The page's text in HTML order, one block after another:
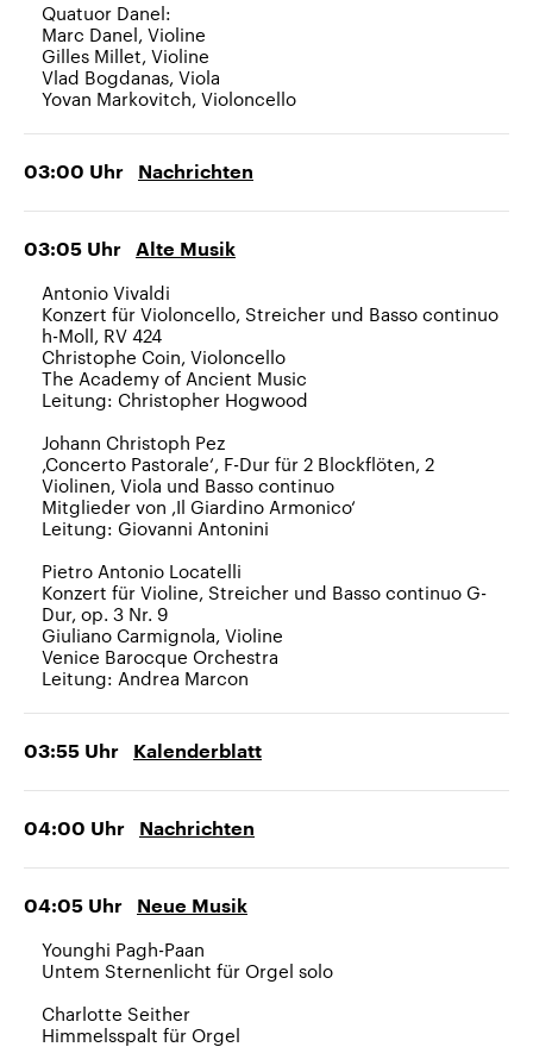
Quatuor Danel:
Marc Danel, Violine
Gilles Millet, Violine
Vlad Bogdanas, Viola
Yovan Markovitch, Violoncello
03:00 Uhr Nachrichten
03:05 Uhr Alte Musik
Antonio Vivaldi
Konzert für Violoncello, Streicher und Basso continuo
h-Moll, RV 424
Christophe Coin, Violoncello
The Academy of Ancient Music
Leitung: Christopher Hogwood
Johann Christoph Pez
,Concerto Pastorale‘, F-Dur für 2 Blockflöten, 2
Violinen, Viola und Basso continuo
Mitglieder von ,Il Giardino Armonico‘
Leitung: Giovanni Antonini
Pietro Antonio Locatelli
Konzert für Violine, Streicher und Basso continuo G-
Dur, op. 3 Nr. 9
Giuliano Carmignola, Violine
Venice Barocque Orchestra
Leitung: Andrea Marcon
03:55 Uhr Kalenderblatt
04:00 Uhr Nachrichten
04:05 Uhr Neue Musik
Younghi Pagh-Paan
Untem Sternenlicht für Orgel solo
Charlotte Seither
Himmelsspalt für Orgel